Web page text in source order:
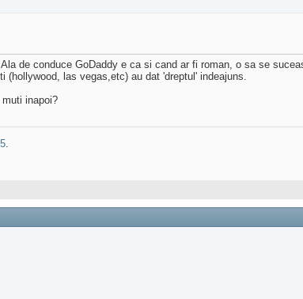
de conduce GoDaddy e ca si cand ar fi roman, o sa se
las vegas,etc) au dat 'dreptul' indeajuns.
inapoi?
.